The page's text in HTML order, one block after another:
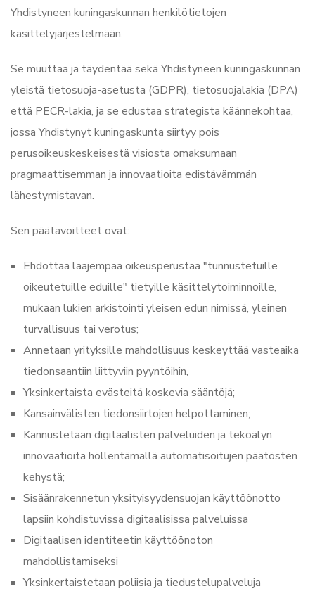
Yhdistyneen kuningaskunnan henkilötietojen
käsittelyjärjestelmään.
Se muuttaa ja täydentää sekä Yhdistyneen kuningaskunnan
yleistä tietosuoja-asetusta (GDPR), tietosuojalakia (DPA)
että PECR-lakia, ja se edustaa strategista käännekohtaa,
jossa Yhdistynyt kuningaskunta siirtyy pois
perusoikeuskeskeisestä visiosta omaksumaan
pragmaattisemman ja innovaatioita edistävämmän
lähestymistavan.
Sen päätavoitteet ovat:
Ehdottaa laajempaa oikeusperustaa "tunnustetuille
oikeutetuille eduille" tietyille käsittelytoiminnoille,
mukaan lukien arkistointi yleisen edun nimissä, yleinen
turvallisuus tai verotus;
Annetaan yrityksille mahdollisuus keskeyttää vasteaika
tiedonsaantiin liittyviin pyyntöihin,
Yksinkertaista evästeitä koskevia sääntöjä;
Kansainvälisten tiedonsiirtojen helpottaminen;
Kannustetaan digitaalisten palveluiden ja tekoälyn
innovaatioita höllentämällä automatisoitujen päätösten
kehystä;
Sisäänrakennetun yksityisyydensuojan käyttöönotto
lapsiin kohdistuvissa digitaalisissa palveluissa
Digitaalisen identiteetin käyttöönoton
mahdollistamiseksi
Yksinkertaistetaan poliisia ja tiedustelupalveluja